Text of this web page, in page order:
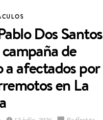
Dos Santos
de
a afectados por
en La